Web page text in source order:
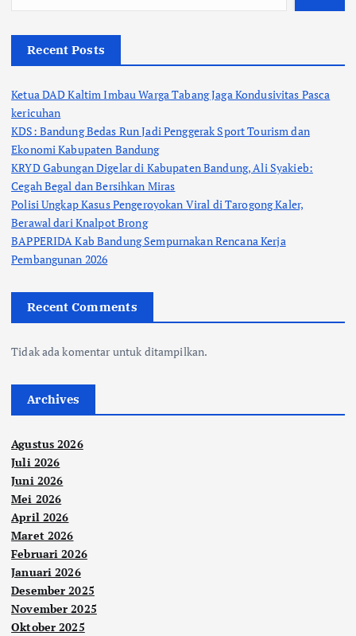
Recent Posts
Ketua DAD Kaltim Imbau Warga Tabang Jaga Kondusivitas Pasca
kericuhan
KDS: Bandung Bedas Run Jadi Penggerak Sport Tourism dan
Ekonomi Kabupaten Bandung
KRYD Gabungan Digelar di Kabupaten Bandung, Ali Syakieb:
Cegah Begal dan Bersihkan Miras
Polisi Ungkap Kasus Pengeroyokan Viral di Tarogong Kaler,
Berawal dari Knalpot Brong
BAPPERIDA Kab Bandung Sempurnakan Rencana Kerja
Pembangunan 2026
Recent Comments
Tidak ada komentar untuk ditampilkan.
Archives
Agustus 2026
Juli 2026
Juni 2026
Mei 2026
April 2026
Maret 2026
Februari 2026
Januari 2026
Desember 2025
November 2025
Oktober 2025